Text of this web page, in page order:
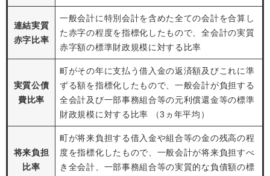
連結実質
赤字比率
一般会計に特別会計を含めた全ての会計を合算し
た赤字の程度を指標化したもので、全会計の実質
赤字額の標準財政規模に対する比率
実質公債
費比率
町がその年に支払う借入金の返済額及びこれに準
ずる額を指標化したもので、一般会計が負担する
全会計及び一部事務組合等の元利償還金等の標準
財政規模に対する比率 （3ヵ年平均）
将来負担
比率
町が将来負担する借入金や組合等の金の残高の程
度を指標化したもので、一般会計が将来負担すべ
き全会計、一部事務組合等の実質的な負債額の標